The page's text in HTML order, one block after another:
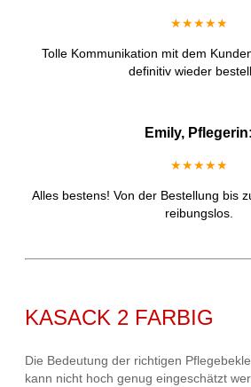
★★★★★
Tolle Kommunikation mit dem
definitiv wieder
Emily, Pflegerin:
★★★★★
Alles bestens! Von der Bestellung bis
reibungslos.
KASACK 2 FARBIG
Die Bedeutung der richtigen
kann nicht hoch genug eingeschätzt